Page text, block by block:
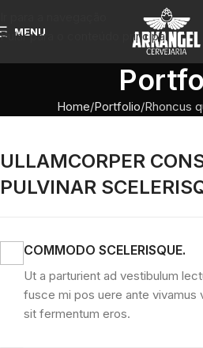
Pular para o conteúdo principal
MENU
Home Portfolio Rhoncus
ULLAMCORPER
PULVINAR
COMMODO SCELERISQUE.
Ut a parturient ad vestibulum
fusce mi pos uere ante vivamus
sit fermentum eros.